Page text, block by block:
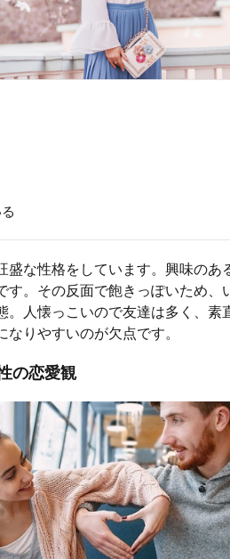
盛な性格をしています。興味のあ
す。その反面で飽きっぽいため、
。人懐っこいので友達は多く、素
りやすいのが欠点です。
の恋愛観